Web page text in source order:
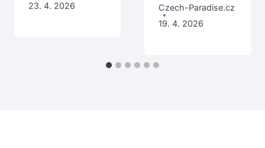
23. 4. 2026
Czech-Paradise.cz
19. 4. 2026